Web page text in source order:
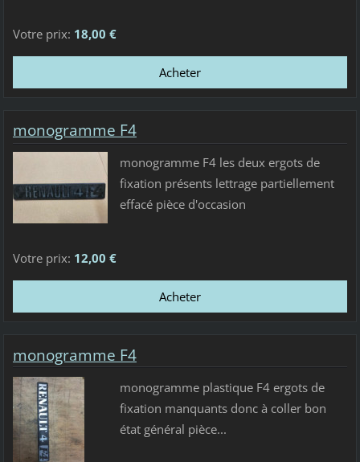
Votre prix: 18,00 €
monogramme F4
monogramme F4 les deux ergots de
fixation présents lettrage partiellement
effacé pièce d'occasion
Votre prix: 12,00 €
monogramme F4
monogramme plastique F4 ergots de
fixation manquants donc à coller bon
état général pièce...